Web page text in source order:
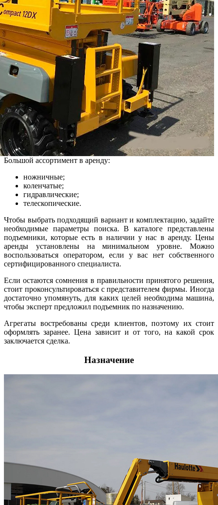
Большой ассортимент в аренду:
ножничные;
коленчатые;
гидравлические;
телескопические.
Чтобы выбрать подходящий вариант и комплектацию, задайте
необходимые параметры поиска. В каталоге представлены
подъемники, которые есть в наличии у нас в аренду. Цены
аренды установлены на минимальном уровне. Можно
воспользоваться оператором, если у вас нет собственного
сертифицированного специалиста.
Если остаются сомнения в правильности принятого решения,
стоит проконсультироваться с представителем фирмы. Иногда
достаточно упомянуть, для каких целей необходима машина,
чтобы эксперт предложил подъемник по назначению.
Агрегаты востребованы среди клиентов, поэтому их стоит
оформлять заранее. Цена зависит и от того, на какой срок
заключается сделка.
Назначение